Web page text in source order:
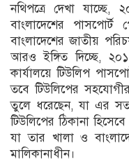
নথিপত্রে দেখা
বাংলাদেশের
বাংলাদেশের জাতীয়
আরও ইঙ্গিত দিচ্ছে,
কার্যালয়ে টিউলিপ
তবে টিউলিপের
তুলে ধরেছেন, যা এর
টিউলিপের ঠিকানা
যা তার খালা ও
মালিকানাধীন।